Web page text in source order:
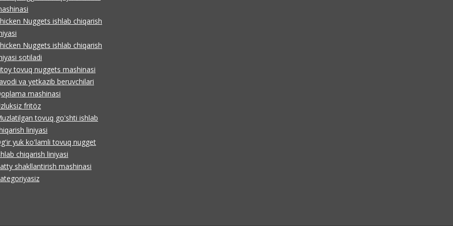
Nuggets ishlab chiqarish
Nuggets ishlab chiqarish
sotiladi
tovuq nuggets mashinasi
va yetkazib beruvchilari
mashinasi
fritöz
tovuq go'shti ishlab
liniyasi
yuk ko'lamli tovuq nugget
chiqarish liniyasi
shakllantirish mashinasi